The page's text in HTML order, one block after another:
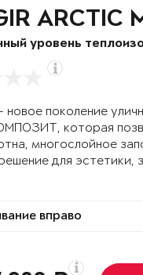
ARCTIC
уровень
поколение
которая
многослойное
для